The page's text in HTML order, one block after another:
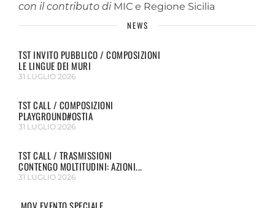
con il contributo di MIC e Regione Sicilia
NEWS
TST INVITO PUBBLICO / COMPOSIZIONI
LE LINGUE DEI MURI
31 LUGLIO 2026
TST CALL / COMPOSIZIONI
PLAYGROUND#OSTIA
31 LUGLIO 2026
TST CALL / TRASMISSIONI
CONTENGO MOLTITUDINI: AZIONI...
31 LUGLIO 2026